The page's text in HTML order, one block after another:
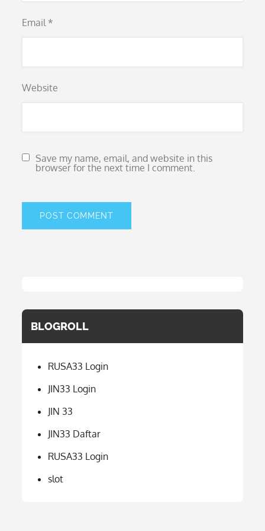
Email *
Website
Save my name, email, and website in this
browser for the next time I comment.
BLOGROLL
RUSA33 Login
JIN33 Login
JIN 33
JIN33 Daftar
RUSA33 Login
slot